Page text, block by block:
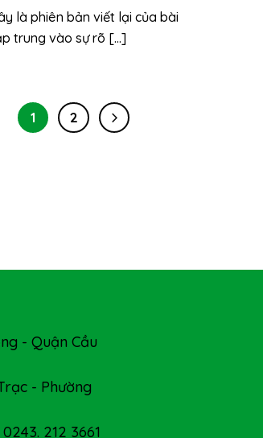
là phiên bản viết lại của bài
trung vào sự rõ [...]
1 2
- Quận Cầu
- Phường
212 3661